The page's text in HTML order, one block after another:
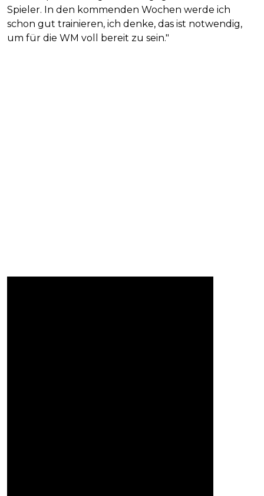
Spieler. In den kommenden Wochen werde ich
schon gut trainieren, ich denke, das ist notwendig,
um für die WM voll bereit zu sein."